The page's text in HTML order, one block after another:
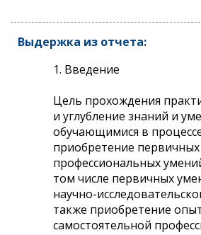
Выдержка из отчета:
1. Введение
Цель прохождения
и углубление знаний и
обучающимися в
приобретение первичных
профессиональных
том числе первичных
научно-
также приобретение
самостоятельной